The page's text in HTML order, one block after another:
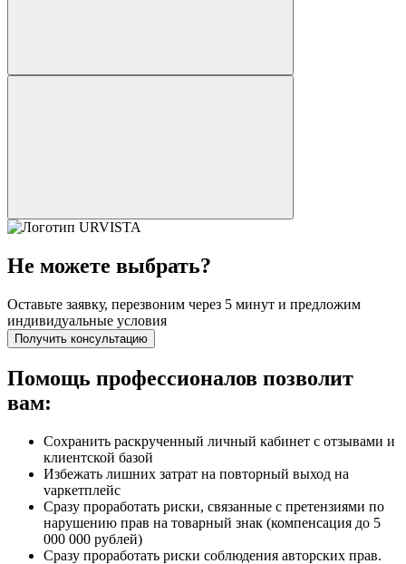
Не можете выбрать?
Оставьте заявку, перезвоним через 5 минут и предложим
индивидуальные условия
Получить консультацию
Помощь профессионалов позволит
вам:
Сохранить раскрученный личный кабинет с отзывами и
клиентской базой
Избежать лишних затрат на повторный выход на
vаркетплейс
Сразу проработать риски, связанные с претензиями по
нарушению прав на товарный знак (компенсация до 5
000 000 рублей)
Сразу проработать риски соблюдения авторских прав.